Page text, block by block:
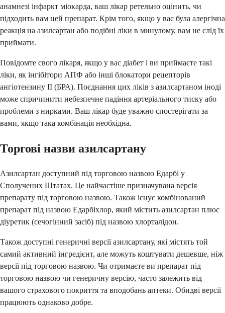
анамнезі інфаркт міокарда, ваш лікар ретельно оцінить, чи
підходить вам цей препарат. Крім того, якщо у вас була алергічна
реакція на азилсартан або подібні ліки в минулому, вам не слід їх
приймати.
Повідомте свого лікаря, якщо у вас діабет і ви приймаєте такі
ліки, як інгібітори АПФ або інші блокатори рецепторів
ангіотензину II (БРА). Поєднання цих ліків з азилсартаном іноді
може спричинити небезпечне падіння артеріального тиску або
проблеми з нирками. Ваш лікар буде уважно спостерігати за
вами, якщо така комбінація необхідна.
Торгові назви азилсартану
Азилсартан доступний під торговою назвою Едарбі у
Сполучених Штатах. Це найчастіше призначувана версія
препарату під торговою назвою. Також існує комбінований
препарат під назвою Едарбіхлор, який містить азилсартан плюс
діуретик (сечогінний засіб) під назвою хлорталідон.
Також доступні генеричні версії азилсартану, які містять той
самий активний інгредієнт, але можуть коштувати дешевше, ніж
версії під торговою назвою. Чи отримаєте ви препарат під
торговою назвою чи генеричну версію, часто залежить від
вашого страхового покриття та вподобань аптеки. Обидві версії
працюють однаково добре.